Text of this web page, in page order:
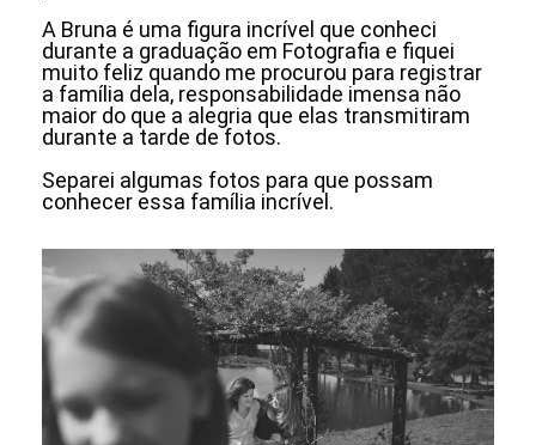
A Bruna é uma figura incrível que conheci
durante a graduação em Fotografia e fiquei
muito feliz quando me procurou para registrar
a família dela, responsabilidade imensa não
maior do que a alegria que elas transmitiram
durante a tarde de fotos.
Separei algumas fotos para que possam
conhecer essa família incrível.